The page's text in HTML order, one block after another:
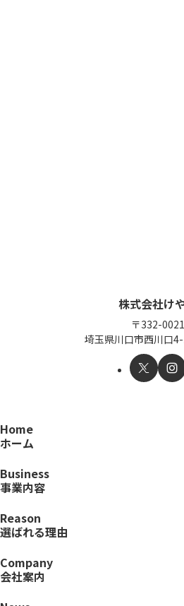
株式会社け
〒332-0021
埼玉県川口市西川口
Home
ホーム
Business
事業内容
Reason
選ばれる理由
Company
会社案内